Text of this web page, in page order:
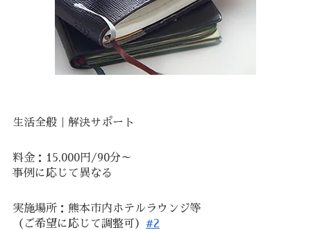
生活全般｜解決サポート
料金：15,000円/90分～
事例に応じて異なる
​実施場所：熊本市内ホテルラウンジ等
（ご希望に応じて調整可）#2